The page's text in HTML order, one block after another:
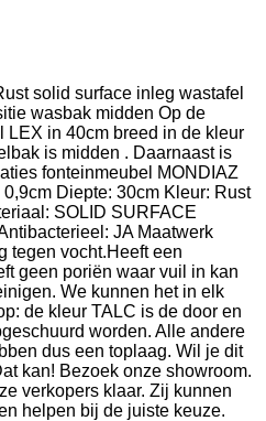
solid surface inleg wastafel
wasbak midden Op de
LEX in 40cm breed in de kleur
is midden . Daarnaast is
fonteinmeubel MONDIAZ
Diepte: 30cm Kleur: Rust
SOLID SURFACE
JA Maatwerk
tegen vocht.Heeft een
geen poriën waar vuil in kan
We kunnen het in elk
de kleur TALC is de door en
worden. Alle andere
dus een toplaag. Wil je dit
kan! Bezoek onze showroom.
verkopers klaar. Zij kunnen
helpen bij de juiste keuze.